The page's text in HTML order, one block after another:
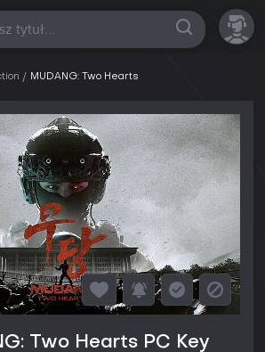
MUDANG: Two Hearts
Two Hearts PC Key